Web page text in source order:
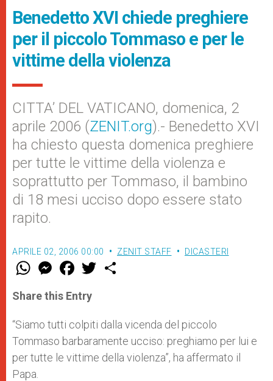
Benedetto XVI chiede preghiere
per il piccolo Tommaso e per le
vittime della violenza
CITTA’ DEL VATICANO, domenica, 2
aprile 2006 (ZENIT.org).- Benedetto XVI
ha chiesto questa domenica preghiere
per tutte le vittime della violenza e
soprattutto per Tommaso, il bambino
di 18 mesi ucciso dopo essere stato
rapito.
APRILE 02, 2006 00:00 ZENIT STAFF DICASTERI
W
t
s
p
p
M
e
s
e
g
e
r
F
a
e
b
o
k
w
r
Share this Entry
“Siamo tutti colpiti dalla vicenda del piccolo
Tommaso barbaramente ucciso: preghiamo per lui e
per tutte le vittime della violenza”, ha affermato il
Papa.